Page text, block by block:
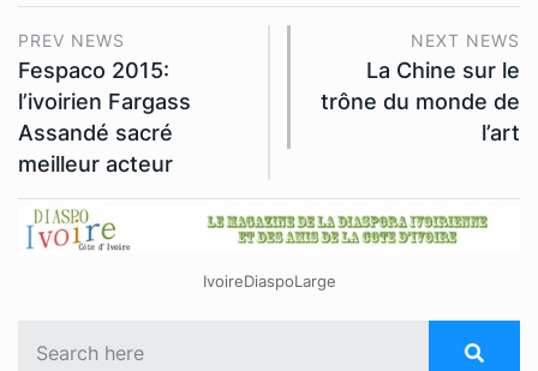
PREV NEWS
Fespaco 2015:
l’ivoirien Fargass
Assandé sacré
meilleur acteur
NEXT NEWS
La Chine sur le
trône du monde de
l’art
IvoireDiaspoLarge